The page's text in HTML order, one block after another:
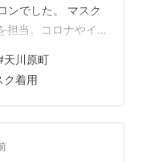
ンでした。 マスク
担当。コロナやイ
ジへリンクしま
リンクします。 フ
へリンクします。
天川原町
ク着用